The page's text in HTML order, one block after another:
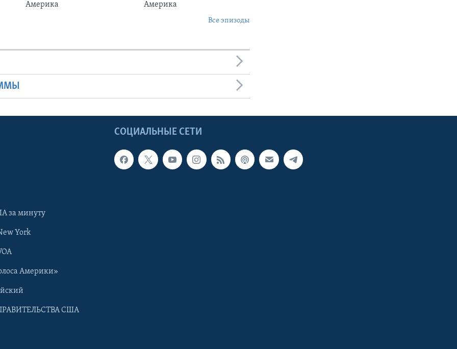
Америка Америка
Все эпизоды
СОЦИАЛЬНЫЕ СЕТИ
за минуту
York
Америки»
США